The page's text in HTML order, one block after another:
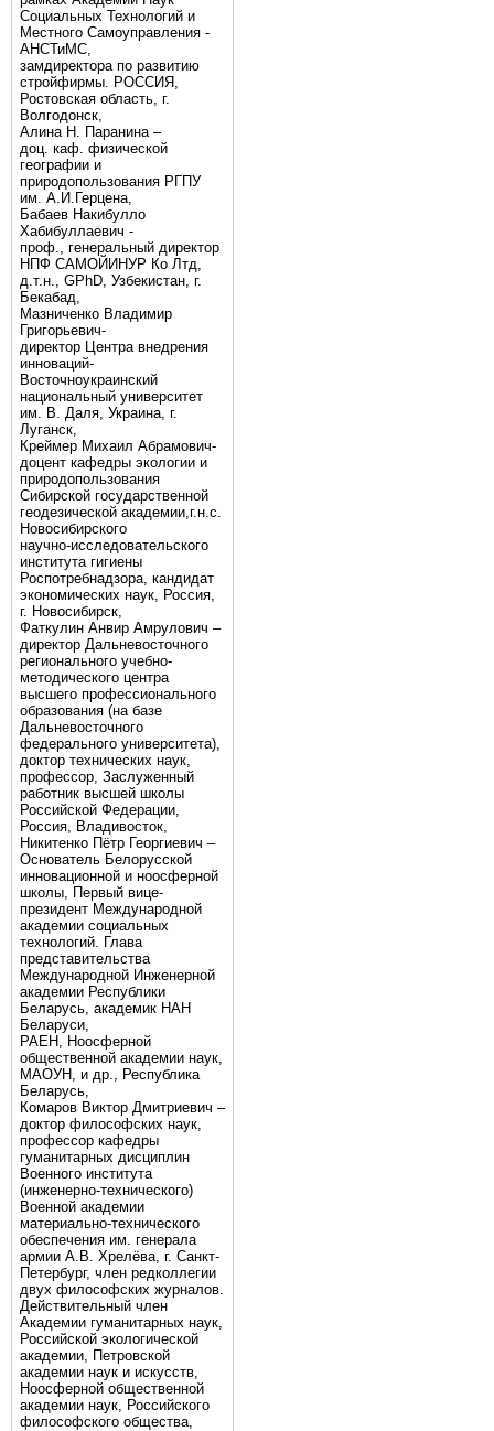
Социальных Технологий и
Местного Самоуправления -
АНСТиМС,
замдиректора по развитию
стройфирмы. РОССИЯ,
Ростовская область, г.
Волгодонск,
Алина Н. Паранина –
доц. каф. физической
географии и
природопользования РГПУ
им. А.И.Герцена,
Бабаев Накибулло
Хабибуллаевич -
проф., генеральный директор
НПФ САМОЙИНУР Ко Лтд,
д.т.н., GPhD, Узбекистан, г.
Бекабад,
Мазниченко Владимир
Григорьевич-
директор Центра внедрения
инноваций-
Восточноукраинский
национальный университет
им. В. Даля, Украина, г.
Луганск,
Креймер Михаил Абрамович-
доцент кафедры экологии и
природопользования
Сибирской государственной
геодезической академии,г.н.с.
Новосибирского
научно-исследовательского
института гигиены
Роспотребнадзора, кандидат
экономических наук, Россия,
г. Новосибирск,
Фаткулин Анвир Амрулович –
директор Дальневосточного
регионального учебно-
методического центра
высшего профессионального
образования (на базе
Дальневосточного
федерального университета),
доктор технических наук,
профессор, Заслуженный
работник высшей школы
Российской Федерации,
Россия, Владивосток,
Никитенко Пётр Георгиевич –
Основатель Белорусской
инновационной и ноосферной
школы, Первый вице-
президент Международной
академии социальных
технологий. Глава
представительства
Международной Инженерной
академии Республики
Беларусь, академик НАН
Беларуси,
РАЕН, Ноосферной
общественной академии наук,
МАОУН, и др., Республика
Беларусь,
Комаров Виктор Дмитриевич –
доктор философских наук,
профессор кафедры
гуманитарных дисциплин
Военного института
(инженерно-технического)
Военной академии
материально-технического
обеспечения им. генерала
армии А.В. Хрелёва, г. Санкт-
Петербург, член редколлегии
двух философских журналов.
Действительный член
Академии гуманитарных наук,
Российской экологической
академии, Петровской
академии наук и искусств,
Ноосферной общественной
академии наук, Российского
философского общества,